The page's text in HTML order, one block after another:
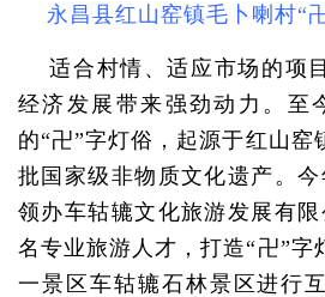
永昌县红山窑镇毛卜喇村“
适合村情、适应市场的项
经济发展带来强劲动力。至
的“卍”字灯俗，起源于红山窑
批国家级非物质文化遗产。
领办车轱辘文化旅游发展有
名专业旅游人才，打造“卍”字
一景区车轱辘石林景区进行